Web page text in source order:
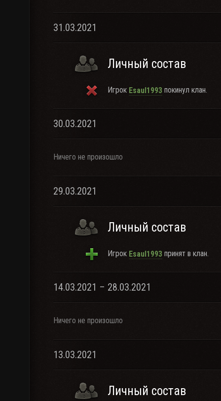
31.03.2021
Личный состав
Игрок Esaul1993 покинул клан.
30.03.2021
Ничего не произошло
29.03.2021
Личный состав
Игрок Esaul1993 принят в клан.
14.03.2021 – 28.03.2021
Ничего не произошло
13.03.2021
Личный состав